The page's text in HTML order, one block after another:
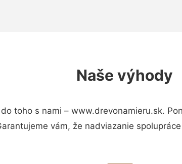
Naše výhody
toho s nami – www.drevonamieru.sk.
vám, že nadviazanie